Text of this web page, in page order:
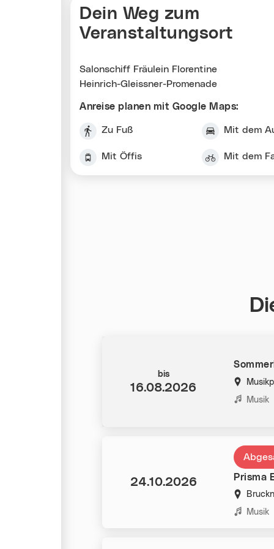
Dein Weg zum
Veranstaltungsort
Salonschiff Fräulein Florentine
Heinrich-Gleissner-Promenade
Anreise planen mit Google Maps:
Zu Fuß Mit dem
Mit Öffis Mit dem
Musik
Datum:
bis
16.08.2026
Prisma
Musik
Datum:
24.10.2026